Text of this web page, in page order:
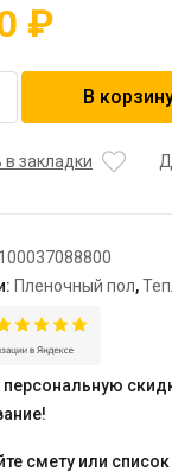
₽
В
закладки
100037088800
Пленочный пол,
персональную
смету или